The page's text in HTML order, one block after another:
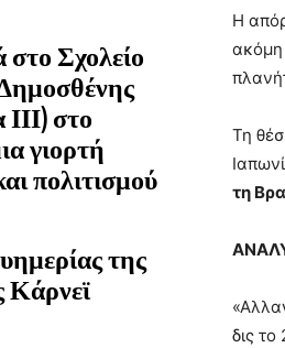
Σχολείο
στο
γιορτή
πολιτισμού
της
Κάρνεϊ
Η
ακόμη
Τη
τη
δις